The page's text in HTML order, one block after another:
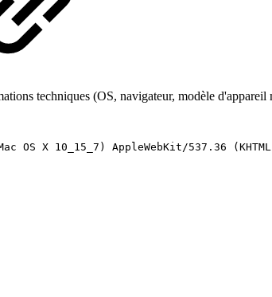
techniques (OS, navigateur, modèle
OS X 10_15_7) AppleWebKit/537.36